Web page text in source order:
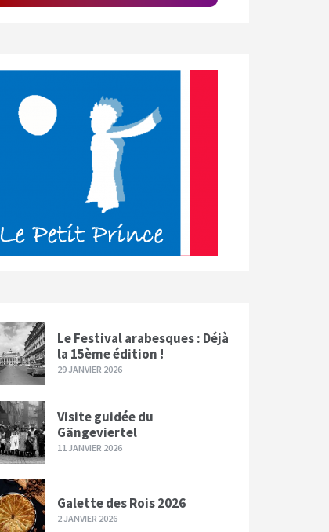
Le Festival arabesques : Déjà
la 15ème édition !
29 JANVIER 2026
Visite guidée du
Gängeviertel
11 JANVIER 2026
Galette des Rois 2026
2 JANVIER 2026